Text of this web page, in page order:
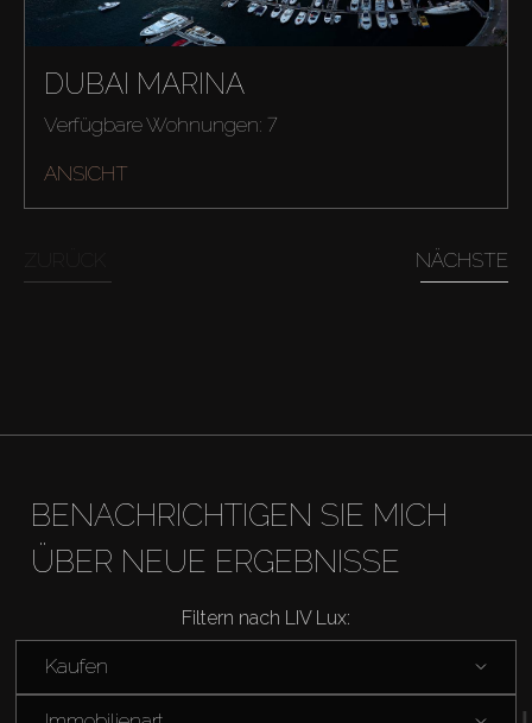
Miete
Verkaufen
Agenten
DUBAI MARINA
Verfügbare Wohnungen: 7
ANSICHT
NÄCHSTE
BENACHRICHTIGEN SIE MICH
ÜBER NEUE ERGEBNISSE
Filtern nach LIV Lux:
Kaufen